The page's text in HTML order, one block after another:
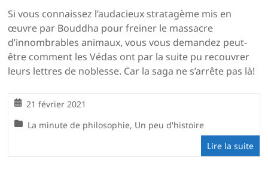
Si vous connaissez l’audacieux stratagème mis en
œuvre par Bouddha pour freiner le massacre
d’innombrables animaux, vous vous demandez peut-
être comment les Védas ont par la suite pu recouvrer
leurs lettres de noblesse. Car la saga ne s’arrête pas là!
21 février 2021
La minute de philosophie, Un peu d'histoire
Lire la suite